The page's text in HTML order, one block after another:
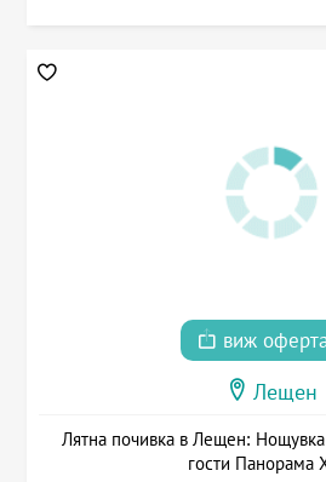
виж
Лещен
Лятна почивка в Лещен:
гости Панорама